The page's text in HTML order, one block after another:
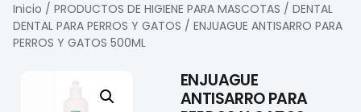
Inicio / PRODUCTOS DE HIGIENE PARA MASCOTAS / DENTAL
DENTAL PARA PERROS Y GATOS / ENJUAGUE ANTISARRO PARA
PERROS Y GATOS 500ML
ENJUAGUE
ANTISARRO PARA